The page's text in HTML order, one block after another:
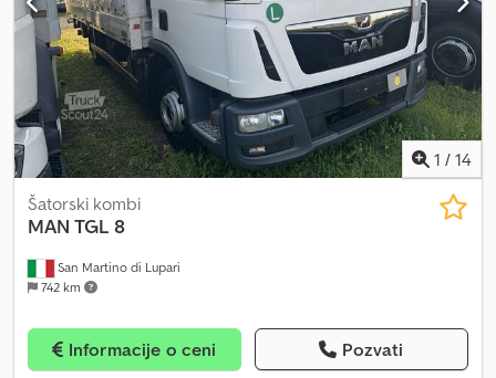
1 / 14
San Martino di Lupari
742 km
Šatorski kombi
MAN TGL 8
Informacije o ceni Pozvati